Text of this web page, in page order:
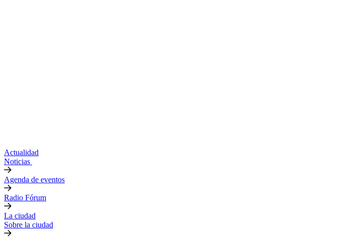
Actualidad
Noticias
Agenda de eventos
Radio Fórum
La ciudad
Sobre la ciudad